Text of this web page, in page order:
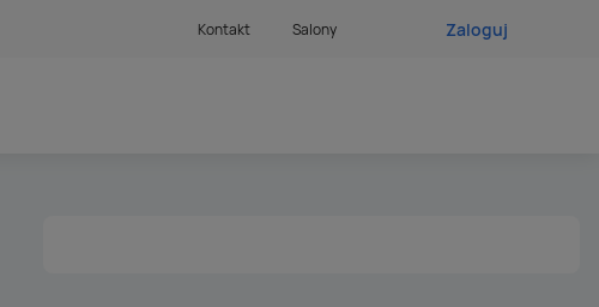
Kontakt Salony Zaloguj